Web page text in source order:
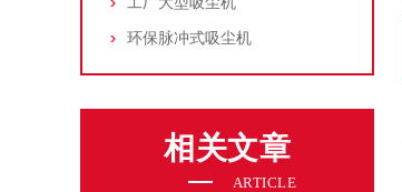
环保脉冲式吸尘机
相关文章
ARTICLE